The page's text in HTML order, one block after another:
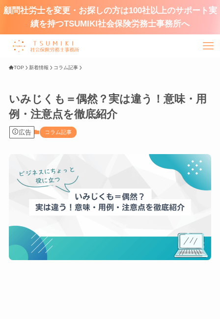
顧問社労士を変更・お探しの方は100社以上のサポート実
績を持つTSUMIKI社会保険労務士事務所へ
TOP 新着情報 コラム記事
いみじくも＝偶然？実は違う！意味・用
例・注意点を徹底紹介
広告 コラム記事